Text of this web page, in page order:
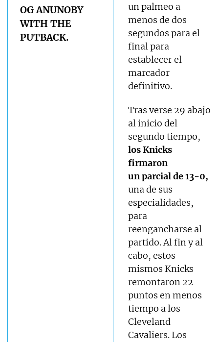
OG ANUNOBY
WITH THE
PUTBACK.
un palmeo a
menos de dos
segundos para el
final para
establecer el
marcador
definitivo.
Tras verse 29 abajo
al inicio del
segundo tiempo,
los Knicks
firmaron
un parcial de 13-0,
una de sus
especialidades,
para
reengancharse al
partido. Al fin y al
cabo, estos
mismos Knicks
remontaron 22
puntos en menos
tiempo a los
Cleveland
Cavaliers. Los